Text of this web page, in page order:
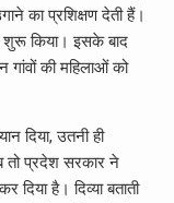
का प्रशिक्षण देती हैं।
शुरू किया। इसके बाद
गांवों की महिलाओं को
दिया, उतनी ही
तो प्रदेश सरकार ने
दिया है। दिव्या बताती